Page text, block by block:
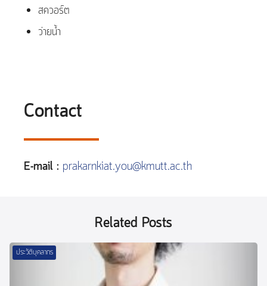
สควอร์ต
ว่ายน้ำ
Contact
E-mail : prakarnkiat.you@kmutt.ac.th
Related Posts
ประวัติบุคลากร